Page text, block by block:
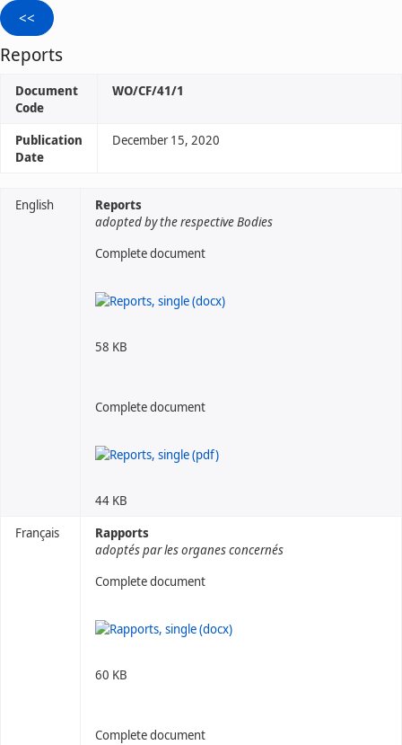
Reports
Document
Code
WO/CF/41/1
Publication
Date
December 15, 2020
English
Reports
adopted by the respective Bodies
Complete document
58 KB
Complete document
44 KB
Français
Rapports
adoptés par les organes concernés
Complete document
60 KB
Complete document